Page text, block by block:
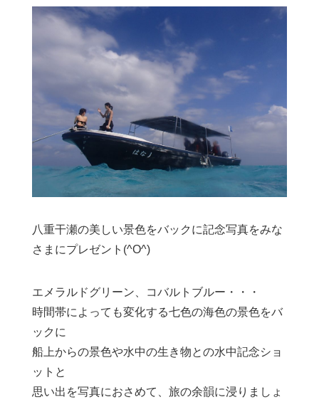
八重干瀬の美しい景色をバックに記念写真をみな
さまにプレゼント(^O^)
エメラルドグリーン、コバルトブルー・・・
時間帯によっても変化する七色の海色の景色をバ
ックに
船上からの景色や水中の生き物との水中記念ショ
ットと
思い出を写真におさめて、旅の余韻に浸りましょ